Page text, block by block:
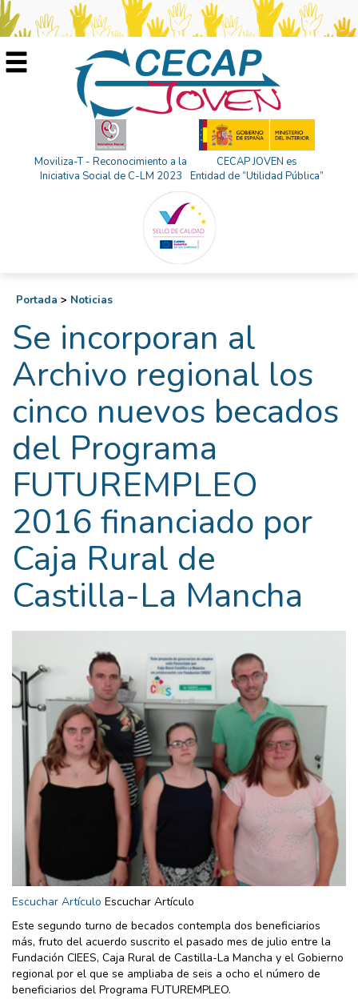
Moviliza-T - Reconocimiento a la
Iniciativa Social de C-LM 2023
CECAP JOVEN es
Entidad de “Utilidad Pública”
Portada > Noticias
Se incorporan al
Archivo regional los
cinco nuevos becados
del Programa
FUTUREMPLEO
2016 financiado por
Caja Rural de
Castilla-La Mancha
Escuchar Artículo Escuchar Artículo
Este segundo turno de becados contempla dos beneficiarios
más, fruto del acuerdo suscrito el pasado mes de julio entre la
Fundación CIEES, Caja Rural de Castilla-La Mancha y el Gobierno
regional por el que se ampliaba de seis a ocho el número de
beneficiarios del Programa FUTUREMPLEO.